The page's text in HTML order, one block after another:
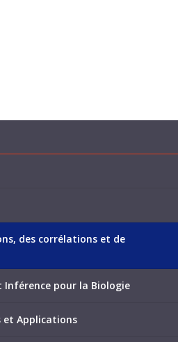
des corrélations et de
pour la Biologie
et Applications